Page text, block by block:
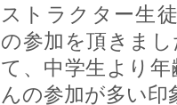
ストラクター生
の参加を頂きま
て、中学生より
んの参加が多い